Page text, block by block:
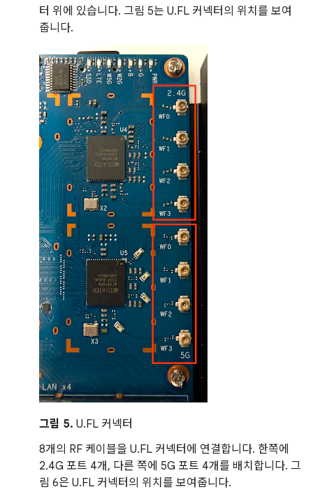
터 위에 있습니다. 그림 5는 U.FL 커넥터의 위치를 보여
줍니다.
그림 5. U.FL 커넥터
8개의 RF 케이블을 U.FL 커넥터에 연결합니다. 한쪽에
2.4G 포트 4개, 다른 쪽에 5G 포트 4개를 배치합니다. 그
림 6은 U.FL 커넥터의 위치를 보여줍니다.